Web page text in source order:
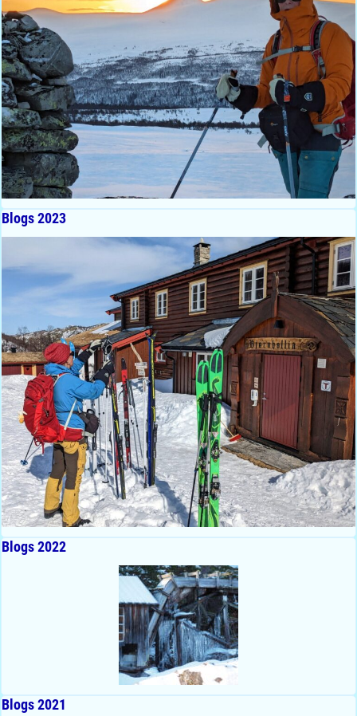
Blogs 2023
Blogs 2022
Blogs 2021